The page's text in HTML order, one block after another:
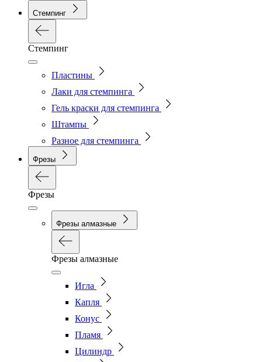
Стемпинг
Стемпинг
Пластины
Лаки для стемпинга
Гель краски для стемпинга
Штампы
Разное для стемпинга
Фрезы
Фрезы
Фрезы алмазные
Фрезы алмазные
Игла
Капля
Конус
Пламя
Цилиндр